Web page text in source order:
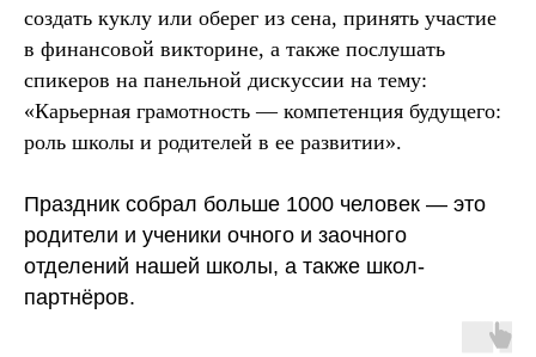
создать куклу или оберег из сена, принять участие
в финансовой викторине, а также послушать
спикеров на панельной дискуссии на тему:
«Карьерная грамотность — компетенция будущего:
роль школы и родителей в ее развитии».
Праздник собрал больше 1000 человек — это
родители и ученики очного и заочного
отделений нашей школы, а также школ-
партнёров.